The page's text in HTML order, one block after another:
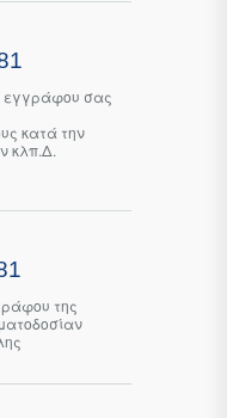
εγγράφου σας
κατά την
κλπ.Δ.
της